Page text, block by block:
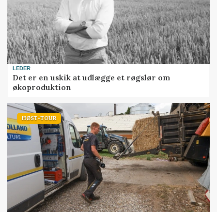
LEDER
Det er en uskik at udlægge et røgslør om
økoproduktion
HØST-TOUR